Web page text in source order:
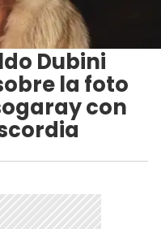
Dubini
la foto
con